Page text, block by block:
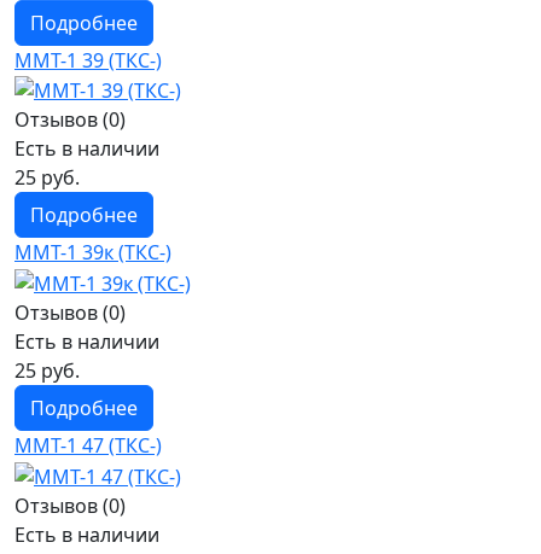
Подробнее
ММТ-1 39 (ТКС-)
Отзывов (0)
Есть в наличии
25 руб.
Подробнее
ММТ-1 39к (ТКС-)
Отзывов (0)
Есть в наличии
25 руб.
Подробнее
ММТ-1 47 (ТКС-)
Отзывов (0)
Есть в наличии